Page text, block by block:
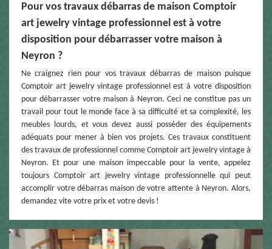
Pour vos travaux débarras de maison Comptoir
art jewelry vintage professionnel est à votre
disposition pour débarrasser votre maison à
Neyron ?
Ne craignez rien pour vos travaux débarras de maison puisque
Comptoir art jewelry vintage professionnel est à votre disposition
pour débarrasser votre maison à Neyron. Ceci ne constitue pas un
travail pour tout le monde face à sa difficulté et sa complexité, les
meubles lourds, et vous devez aussi posséder des équipements
adéquats pour mener à bien vos projets. Ces travaux constituent
des travaux de professionnel comme Comptoir art jewelry vintage à
Neyron. Et pour une maison impeccable pour la vente, appelez
toujours Comptoir art jewelry vintage professionnelle qui peut
accomplir votre débarras maison de votre attente à Neyron. Alors,
demandez vite votre prix et votre devis !